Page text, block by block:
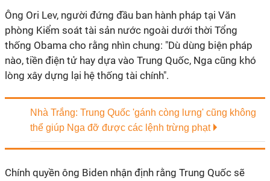
Ông Ori Lev, người đứng đầu ban hành pháp tại Văn
phòng Kiểm soát tài sản nước ngoài dưới thời Tổng
thống Obama cho rằng nhìn chung: "Dù dùng biện pháp
nào, tiền điện tử hay dựa vào Trung Quốc, Nga cũng khó
lòng xây dựng lại hệ thống tài chính".
Nhà Trắng: Trung Quốc 'gánh còng lưng' cũng không
thể giúp Nga đỡ được các lệnh trừng phạt
Chính quyền ông Biden nhận định rằng Trung Quốc sẽ